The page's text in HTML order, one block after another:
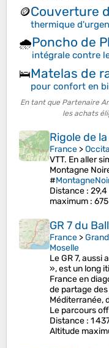
🪙Couverture
thermique
🌧️Poncho de
intégrale contre
🛌Matelas de
pour confort en
En tant que Partenaire
les achats
Rigole de
France >
VTT. En aller
Montagne
#
Distance : 29,4
maximum :
GR 7 du
France >
Moselle
Le GR 7, aussi
», est un long
France en
de partage
Méditerranée,
Le parcours
Distance : 1
Altitude